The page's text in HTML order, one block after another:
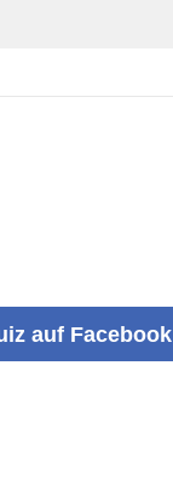
auf Facebook